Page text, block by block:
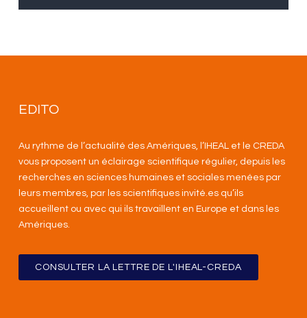
EDITO
Au rythme de l’actualité des Amériques, l’IHEAL et le CREDA
vous proposent un éclairage scientifique régulier, depuis les
recherches en sciences humaines et sociales menées par
leurs membres, par les scientifiques invité.es qu’ils
accueillent ou avec qui ils travaillent en Europe et dans les
Amériques.
CONSULTER LA LETTRE DE L'IHEAL-CREDA